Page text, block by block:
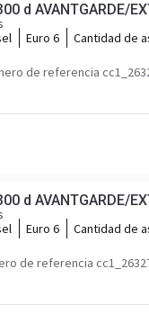
d AVANTGARDE/
Euro 6 Cantidad de
de referencia
d AVANTGARDE/
Euro 6 Cantidad de
de referencia